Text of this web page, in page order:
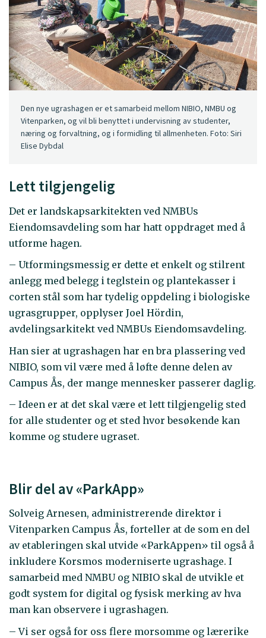
Den nye ugrashagen er et samarbeid mellom NIBIO, NMBU og
Vitenparken, og vil bli benyttet i undervisning av studenter,
næring og forvaltning, og i formidling til allmenheten. Foto: Siri
Elise Dybdal
Lett tilgjengelig
Det er landskapsarkitekten ved NMBUs
Eiendomsavdeling som har hatt oppdraget med å
utforme hagen.
– Utformingsmessig er dette et enkelt og stilrent
anlegg med belegg i teglstein og plantekasser i
corten stål som har tydelig oppdeling i biologiske
ugrasgrupper, opplyser Joel Hördin,
avdelingsarkitekt ved NMBUs Eiendomsavdeling.
Han sier at ugrashagen har en bra plassering ved
NIBIO, som vil være med å løfte denne delen av
Campus Ås, der mange mennesker passerer daglig.
– Ideen er at det skal være et lett tilgjengelig sted
for alle studenter og et sted hvor besøkende kan
komme og studere ugraset.
Blir del av «ParkApp»
Solveig Arnesen, administrerende direktør i
Vitenparken Campus Ås, forteller at de som en del
av etableringen skal utvide «ParkAppen» til også å
inkludere Korsmos moderniserte ugrashage. I
samarbeid med NMBU og NIBIO skal de utvikle et
godt system for digital og fysisk merking av hva
man kan observere i ugrashagen.
– Vi ser også for oss flere morsomme og lærerike